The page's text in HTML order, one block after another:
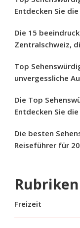
Entdecken Sie
Die 15
Zentralschweiz,
Top
unvergessliche
Die Top
Entdecken Sie
Die besten
Reiseführer für
Rubriken
Freizeit